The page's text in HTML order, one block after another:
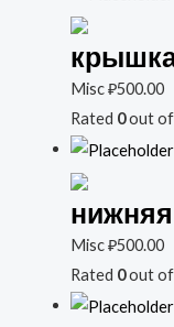
Misc₽500.00
Rated 0out of
нижняя
Misc₽500.00
Rated 0out of